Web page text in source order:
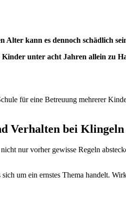
Alter kann es dennoch schädlich
Kinder unter acht Jahren allein zu
für eine Betreuung mehrerer
Verhalten bei Klingeln
nur vorher gewisse Regeln
um ein ernstes Thema handelt.